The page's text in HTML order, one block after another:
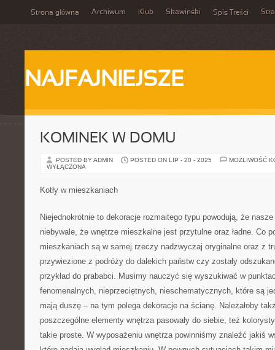
Strona główna Archiwum Klub Skawinski Spis Treści
NAJFAJNIEJSZE
KOMINEK W DOMU
POSTED BY ADMIN POSTED ON LIP - 20 - 2025
MOŻLIWOŚĆ
WYŁĄCZONA
Kotły w mieszkaniach
Niejednokrotnie to dekoracje rozmaitego typu powodują, że
niebywale, że wnętrze mieszkalne jest przytulne oraz ładne. Co
mieszkaniach są w samej rzeczy nadzwyczaj oryginalne oraz z
przywiezione z podróży do dalekich państw czy zostały
przykład do prababci. Musimy nauczyć się wyszukiwać w
fenomenalnych, nieprzeciętnych, nieschematycznych, które są
mają duszę – na tym polega dekoracje na ścianę. Należałoby
poszczególne elementy wnętrza pasowały do siebie, też
takie proste. W wyposażeniu wnętrza powinniśmy znaleźć jakiś